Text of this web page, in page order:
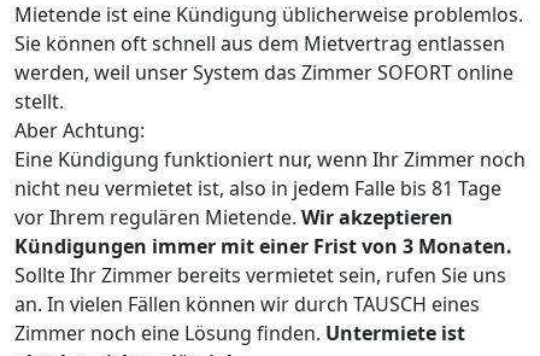
Mietende ist eine Kündigung üblicherweise problemlos.
Sie können oft schnell aus dem Mietvertrag entlassen
werden, weil unser System das Zimmer SOFORT online
stellt.
Aber Achtung:
Eine Kündigung funktioniert nur, wenn Ihr Zimmer noch
nicht neu vermietet ist, also in jedem Falle bis 81 Tage
vor Ihrem regulären Mietende. Wir akzeptieren
Kündigungen immer mit einer Frist von 3 Monaten.
Sollte Ihr Zimmer bereits vermietet sein, rufen Sie uns
an. In vielen Fällen können wir durch TAUSCH eines
Zimmer noch eine Lösung finden. Untermiete ist